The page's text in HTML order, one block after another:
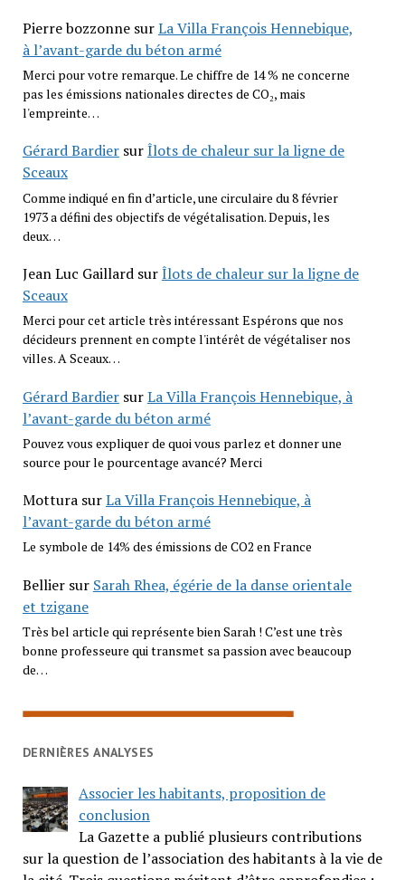
Pierre bozzonnesurLa Villa François Hennebique,
à l’avant-garde du béton armé
Merci pour votre remarque. Le chiffre de 14 % ne concerne
pas les émissions nationales directes de CO₂, mais
l'empreinte…
Gérard BardiersurÎlots de chaleur sur la ligne de
Sceaux
Comme indiqué en fin d’article, une circulaire du 8 février
1973 a défini des objectifs de végétalisation. Depuis, les
deux…
Jean Luc GaillardsurÎlots de chaleur sur la ligne de
Sceaux
Merci pour cet article très intéressant Espérons que nos
décideurs prennent en compte l'intérêt de végétaliser nos
villes. A Sceaux…
Gérard BardiersurLa Villa François Hennebique, à
l’avant-garde du béton armé
Pouvez vous expliquer de quoi vous parlez et donner une
source pour le pourcentage avancé? Merci
MotturasurLa Villa François Hennebique, à
l’avant-garde du béton armé
Le symbole de 14% des émissions de CO2 en France
Belliersur Sarah Rhea, égérie de la danse orientale
et tzigane
Très bel article qui représente bien Sarah ! C’est une très
bonne professeure qui transmet sa passion avec beaucoup
de…
DERNIÈRES ANALYSES
Associer les habitants, proposition de
conclusion
La Gazette a publié plusieurs contributions
sur la question de l’association des habitants à la vie de